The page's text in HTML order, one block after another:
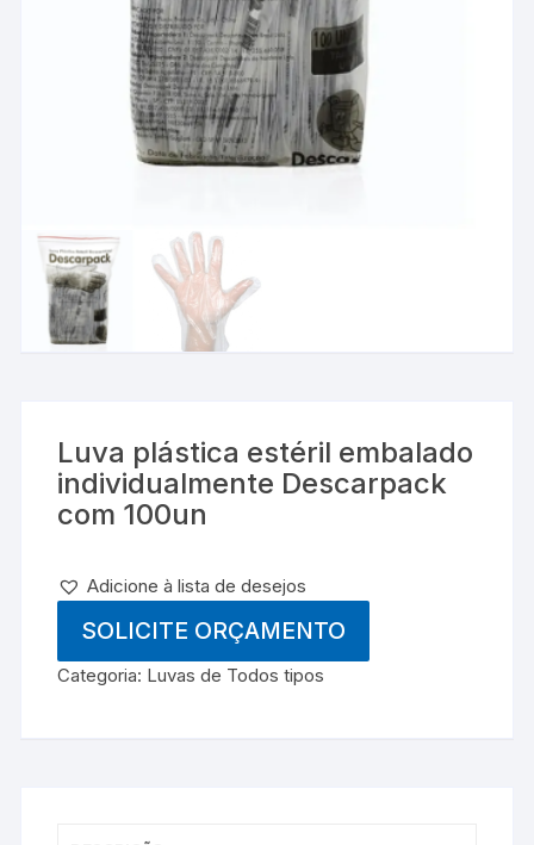
Luva plástica estéril embalado
individualmente Descarpack
com 100un
Adicione à lista de desejos
SOLICITE ORÇAMENTO
Categoria: Luvas de Todos tipos